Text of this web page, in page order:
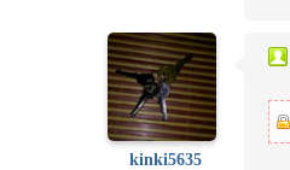
kinki5635